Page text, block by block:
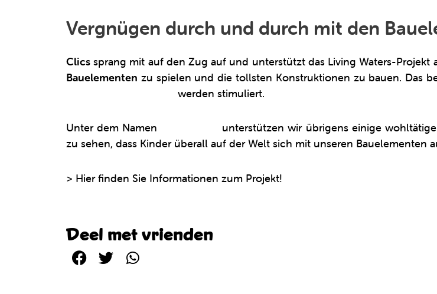
Vergnügen durch und durch mit den
Clics sprang mit auf den Zug auf und unterstützt das Living Waters-
Bauelementen zu spielen und die tollsten Konstruktionen zu bauen. Das
werden stimuliert.
Unter dem Namen
unterstützen wir übrigens einige
zu sehen, dass Kinder überall auf der Welt sich mit unseren Bauelementen
> Hier finden Sie Informationen zum Projekt!
Deel met vrienden